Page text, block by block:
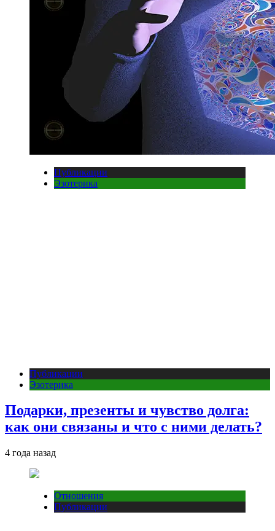
Публикации
Эзотерика
Публикации
Эзотерика
Подарки, презенты и чувство долга:
как они связаны и что с ними делать?
4 года назад
Отношения
Публикации